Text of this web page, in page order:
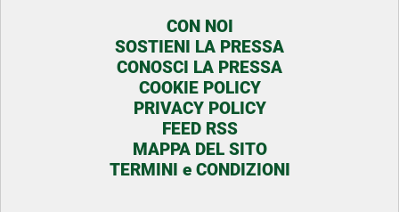
CON NOI
SOSTIENI LA PRESSA
CONOSCI LA PRESSA
COOKIE POLICY
PRIVACY POLICY
FEED RSS
MAPPA DEL SITO
TERMINI e CONDIZIONI